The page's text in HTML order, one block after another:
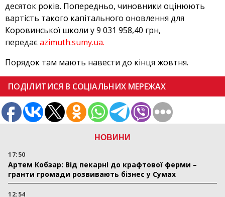
НОВИНИ
17:50
Артем Кобзар: Від пекарні до крафтової ферми –
гранти громади розвивають бізнес у Сумах
12:54
десяток років. Попередньо, чиновники оцінюють
вартість такого капітального оновлення для
Коровинської школи у 9 031 958,40 грн,
передаєazimuth.sumy.ua.
Порядок там мають навести до кінця жовтня.
ПОДІЛИТИСЯ В СОЦІАЛЬНИХ МЕРЕЖАХ